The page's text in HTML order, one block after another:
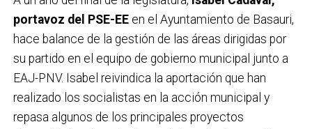
portavoz del PSE-EEen el Ayuntamiento de Basauri,
hace balance de la gestión de las áreas dirigidas por
su partido en el equipo de gobierno municipal junto a
EAJ-PNV. Isabel reivindica la aportación que han
realizado los socialistas en la acción municipal y
repasa algunos de los principales proyectos